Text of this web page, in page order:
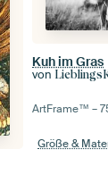
Kuh im Gras
von
ArtFrame™ –
Größe &